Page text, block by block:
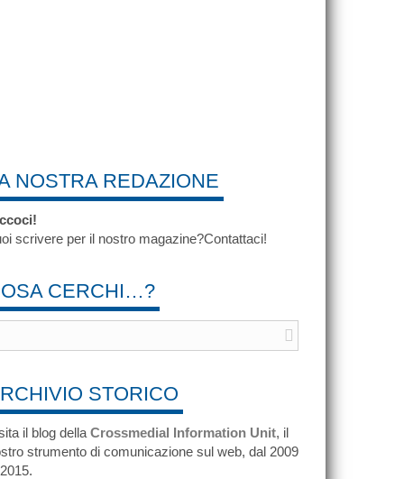
NOSTRA REDAZIONE
scrivere per il nostro magazine?Contattaci!
CERCHI…?
STORICO
il blog della Crossmedial Information Unit, il
strumento di comunicazione sul web, dal 2009